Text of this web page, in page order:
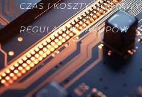
CZAS I KOSZTY DOSTAWY
REGULAMIN ZAKUPÓW